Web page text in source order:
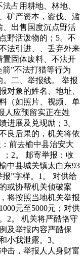
占用耕地、林地、
矿产资本，盗伐、滥
、出售国度沉点野活
野活泼物的；5。不
法引进、、丢弃外来
置固体废料、不法开
”不法打猎等行为
二、举报线。 举报
对象的姓名、地址、
（如照片、视频、单
人应预留实正在姓
进展及兑现励；3。
良后果的，机关将依
前去榆中县治安大
；2。 邮寄举报：收
中县城关镇太白东93
”字样。1。 对供给
或协帮机关侦破案
将按照当地机关举报
元至5000元；对供
2。 机关将严酷恪守
及举报内容严酷保
小我泄露。3。
击，举报人人身财富